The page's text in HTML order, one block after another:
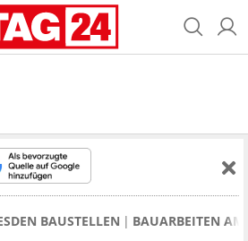
BAUSTELLEN BAUARBEITEN AM